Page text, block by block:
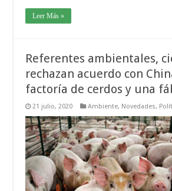
Leer Más »
Referentes ambientales,
rechazan acuerdo con
factoría de cerdos y una
21 julio, 2020 Ambiente, Novedades,